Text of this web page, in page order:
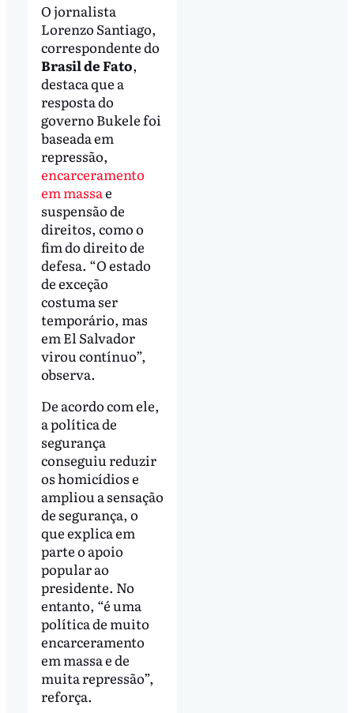
O jornalista
Lorenzo Santiago,
correspondente do
Brasil de Fato,
destaca que a
resposta do
governo Bukele foi
baseada em
repressão,
encarceramento
em massae
suspensão de
direitos, como o
fim do direito de
defesa. “O estado
de exceção
costuma ser
temporário, mas
em El Salvador
virou contínuo”,
observa.
De acordo com ele,
a política de
segurança
conseguiu reduzir
os homicídios e
ampliou a sensação
de segurança, o
que explica em
parte o apoio
popular ao
presidente. No
entanto, “é uma
política de muito
encarceramento
em massa e de
muita repressão”,
reforça.